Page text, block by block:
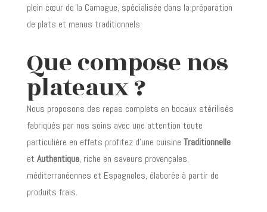
plein cœur de la Camague, spécialisée dans la préparation
de plats et menus traditionnels.
Que compose nos
plateaux ?
Nous proposons des repas complets en bocaux stérilisés
fabriqués par nos soins avec une attention toute
particulière en effets profitez d’une cuisine Traditionnelle
et Authentique, riche en saveurs provençales,
méditerranéennes et Espagnoles, élaborée à partir de
produits frais.